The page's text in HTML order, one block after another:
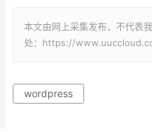
本文由网上采集发布，不代表
处：https://
wordpress